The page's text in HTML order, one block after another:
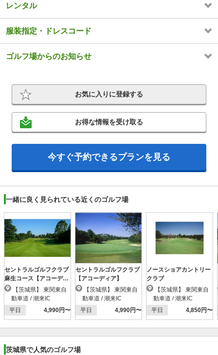
レンタル
服装指定・ドレスコード
ゴルフ場からのお知らせ
お気に入りに登録する
お得な情報を受け取る
今すぐ予約できるプランを見る
一緒に良く見られている近くのゴルフ場
セントラルゴルフクラブ
麻生コース【アコーディ
ア】
動車道 / 潮来IC
平日
4,990円〜
セントラルゴルフクラブ
【アコーディア】
動車道 / 潮来IC
平日
4,990円〜
ノースショアカントリー
クラブ
動車道 / 潮来IC
平日
4,850円〜
茨城県で人気のゴルフ場